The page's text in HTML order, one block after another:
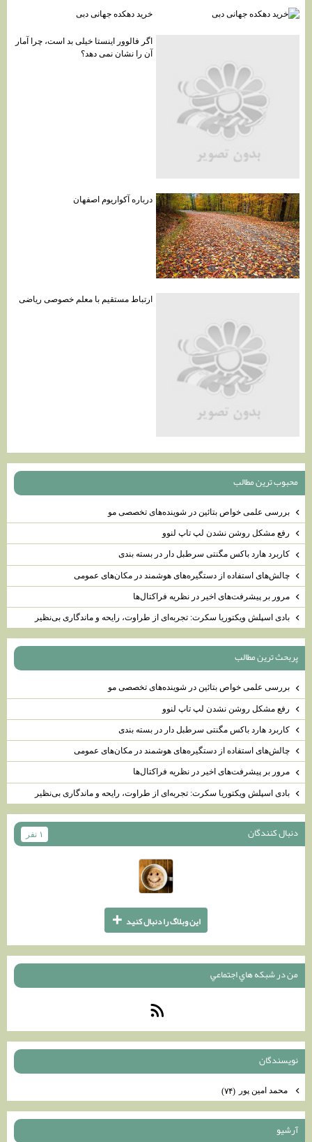
خرید دهکده جهانی دبی
اگر فالوور اینستا خیلی بد است، چرا آمار
آن را نشان نمی دهد؟
درباره آکواریوم اصفهان
ارتباط مستقیم با معلم خصوصی ریاضی
محبوب ترين مطالب
بررسی علمی خواص بتائین در شوینده‌های تخصصی مو
رفع مشکل روشن نشدن لپ تاپ لنوو
کاربرد هارد باکس مگنتی سرطبل دار در بسته بندی
چالش‌های استفاده از دستگیره‌های هوشمند در مکان‌های عمومی
مرور بر پیشرفت‌های اخیر در نظریه فراکتال‌ها
بادی اسپلش ویکتوریا سکرت: تجربه‌ای از طراوت، رایحه و ماندگاری بی‌نظیر
پربحث ترين مطالب
بررسی علمی خواص بتائین در شوینده‌های تخصصی مو
رفع مشکل روشن نشدن لپ تاپ لنوو
کاربرد هارد باکس مگنتی سرطبل دار در بسته بندی
چالش‌های استفاده از دستگیره‌های هوشمند در مکان‌های عمومی
مرور بر پیشرفت‌های اخیر در نظریه فراکتال‌ها
بادی اسپلش ویکتوریا سکرت: تجربه‌ای از طراوت، رایحه و ماندگاری بی‌نظیر
دنبال كنندگان ۱ نفر
اين وبلاگ را دنبال كنيد +
من در شبكه هاي اجتماعي
نويسندگان
محمد امين پور (۷۴)
آرشيو